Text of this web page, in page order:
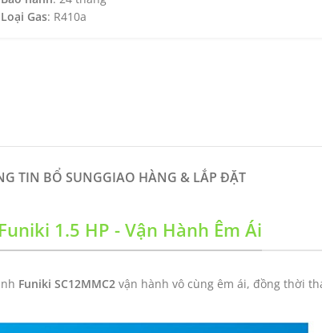
Loại Gas: R410a
TIN BỔ SUNGGIAO HÀNG & LẮP ĐẶT
1.5 HP - Vận Hành Êm Ái
Funiki SC12MMC2 vận hành vô cùng êm ái, đồng thời